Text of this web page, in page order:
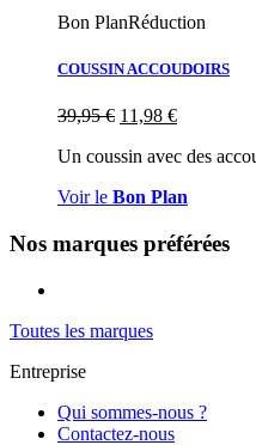
Bon PlanRéduction
COUSSIN ACCOUDOIRS
39,95€ 11,98 €
Un coussin avec des
Voir le Bon Plan
Nos marques préférées
Toutes les marques
Entreprise
Qui sommes-nous ?
Contactez-nous